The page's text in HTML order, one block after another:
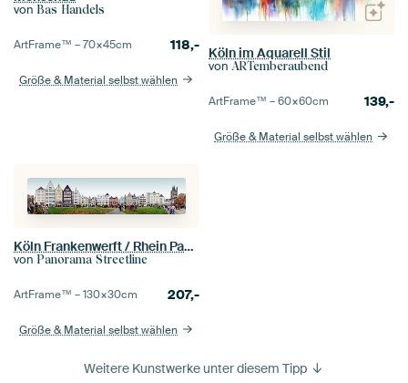
von Bas Handels
ArtFrame™ –70×45cm 118,-
Größe & Material selbst wählen
Köln im Aquarell Stil
von ARTemberaubend
ArtFrame™ –60×60cm 139,-
Größe & Material selbst wählen
Köln Frankenwerft / Rhein Panorama
von Panorama Streetline
ArtFrame™ –130×30cm 207,-
Größe & Material selbst wählen
Weitere Kunstwerke unter diesem Tipp